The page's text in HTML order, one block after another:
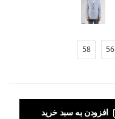
56
58
افزودن به سبد خرید